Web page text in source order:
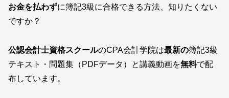
お金を払わずに簿記3級に合格できる方法、知りたくない
ですか？
公認会計士資格スクールのCPA会計学院は最新の簿記3級
テキスト・問題集（PDFデータ）と講義動画を無料で配
布しています。